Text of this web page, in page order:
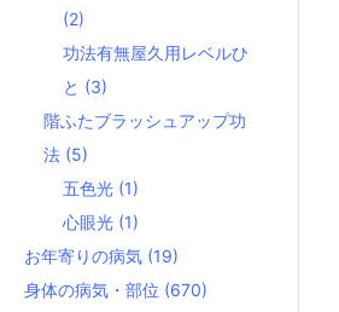
(2)
功法有無屋久用レベルひ
と (3)
階ふたブラッシュアップ功
法 (5)
五色光 (1)
心眼光 (1)
お年寄りの病気 (19)
身体の病気・部位 (670)